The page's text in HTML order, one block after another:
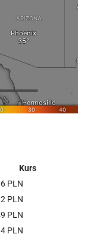
Kurs
PLN
PLN
PLN
PLN